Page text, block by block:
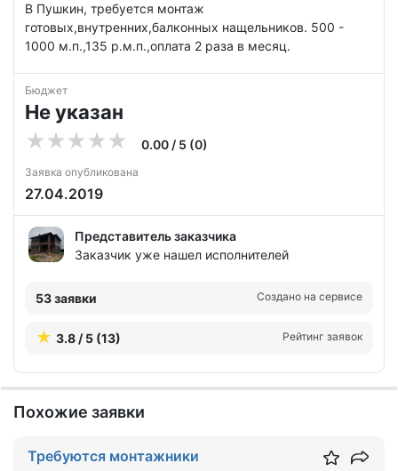
В Пушкин, требуется монтаж
готовых,внутренних,балконных нащельников. 500 -
1000 м.п.,135 р.м.п.,оплата 2 раза в месяц.
Бюджет
Не указан
0.00 / 5 (0)
Заявка опубликована
27.04.2019
Представитель заказчика
Заказчик уже нашел исполнителей
53 заявки Создано на сервисе
3.8 / 5 (13) Рейтинг заявок
Похожие заявки
Требуются монтажники